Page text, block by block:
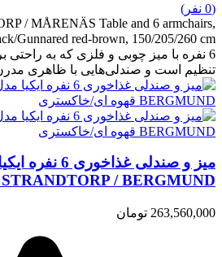
(0 نفر)
/ MÅRENÄS Table and 6 armchairs,
تنظیم است و صندلی‌هایی با ظاهری
میز و صندلی غذاخوری 6
STRANDTORP / BERGMUND قهوه ای/خاکستری
263,560,000 تومان